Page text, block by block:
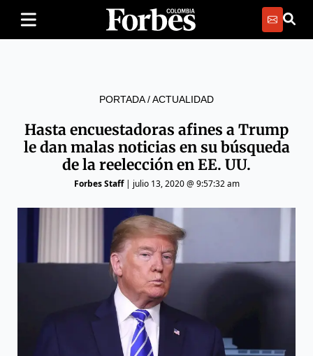
PORTADA/ACTUALIDAD
Hasta encuestadoras afines a Trump
le dan malas noticias en su búsqueda
de la reelección en EE. UU.
Forbes Staff| julio 13, 2020 @ 9:57:32 am